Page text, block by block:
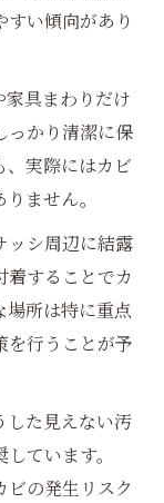
い傾向があり
具まわりだけ
っかり清潔に保
、実際にはカビ
ません。
ッシ周辺に結露
着することでカ
場所は特に重点
を行うことが予
した見えない汚
ています。
ビの発生リスク